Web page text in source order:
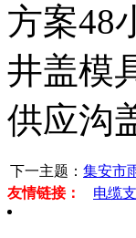
方案48
井盖模
供应沟
下一主题： 集安市
友情链接：
电缆